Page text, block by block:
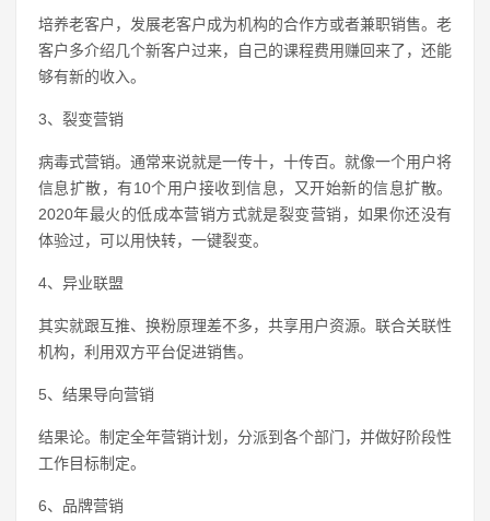
培养老客户，发展老客户成为机构的合作方或者兼职销售。老
客户多介绍几个新客户过来，自己的课程费用赚回来了，还能
够有新的收入。
3、裂变营销
病毒式营销。通常来说就是一传十，十传百。就像一个用户将
信息扩散，有10个用户接收到信息，又开始新的信息扩散。
2020年最火的低成本营销方式就是裂变营销，如果你还没有
体验过，可以用快转，一键裂变。
4、异业联盟
其实就跟互推、换粉原理差不多，共享用户资源。联合关联性
机构，利用双方平台促进销售。
5、结果导向营销
结果论。制定全年营销计划，分派到各个部门，并做好阶段性
工作目标制定。
6、品牌营销